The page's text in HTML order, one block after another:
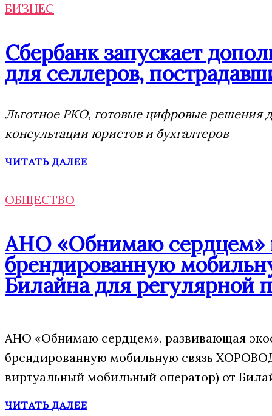
БИЗНЕС
Сбербанк запускает
для селлеров,
Льготное РКО, готовые цифровые решения
консультации юристов и бухгалтеров
ЧИТАТЬ ДАЛЕЕ
ОБЩЕСТВО
АНО «Обнимаю сердцем»
брендированную
Билайна для регулярной
АНО «Обнимаю сердцем», развивающая
брендированную мобильную связь
виртуальный мобильный оператор) от
ЧИТАТЬ ДАЛЕЕ